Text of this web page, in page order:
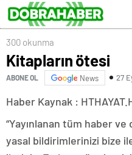
300 okunma
Kitapların ötesi
ABONE OL News 27
Haber Kaynak :
“Yayınlanan tüm haber
yasal bildirimlerinizi bize